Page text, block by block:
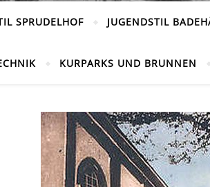
SPRUDELHOF JUGENDSTIL
KURPARKS UND BRUNNEN